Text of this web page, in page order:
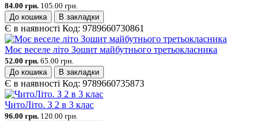
84.00 грн. 105.00 грн.
До кошика
В закладки
Є в наявності Код: 9789660730861
Моє веселе літо Зошит майбутнього третьокласника
52.00 грн. 65.00 грн.
До кошика
В закладки
Є в наявності Код: 9789660735873
ЧитоЛіто. З 2 в 3 клас
96.00 грн. 120.00 грн.